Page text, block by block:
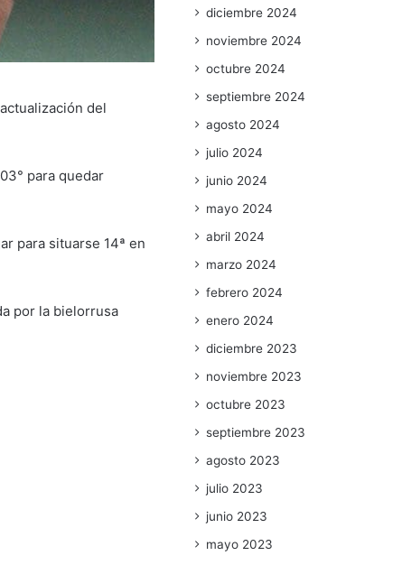
del
para quedar
para situarse 14ª en
por la bielorrusa
diciembre 2024
noviembre 2024
octubre 2024
septiembre 2024
agosto 2024
julio 2024
junio 2024
mayo 2024
abril 2024
marzo 2024
febrero 2024
enero 2024
diciembre 2023
noviembre 2023
octubre 2023
septiembre 2023
agosto 2023
julio 2023
junio 2023
mayo 2023